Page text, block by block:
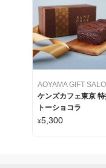
ケンズカフェ東京
トーショコラ
¥5,300